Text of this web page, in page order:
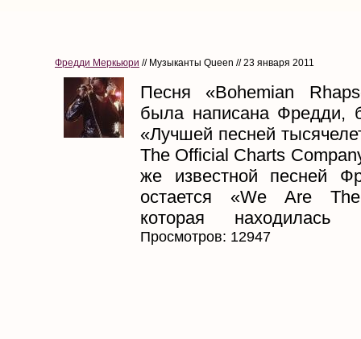
Фредди Меркьюри // Музыканты Queen // 23 января 2011
Песня «Bohemian
была написана Фредди,
«Лучшей песней
The Official Charts
же известной песней
остается «We Are
которая находилась
Просмотров: 12947